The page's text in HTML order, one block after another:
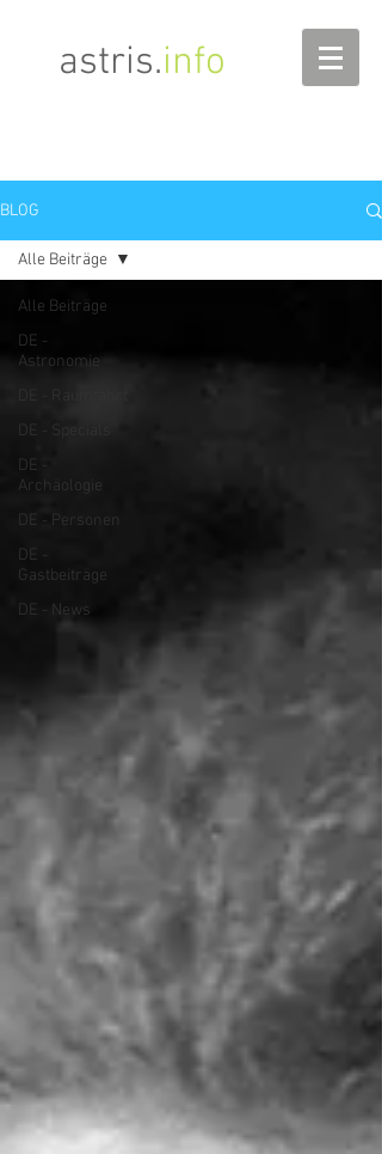
astris.info
BLOG
Alle Beiträge
DE -
Astronomie
DE - Specials
DE -
Archäologie
DE - Personen
DE -
Gastbeiträge
DE - News
Alle Beiträge